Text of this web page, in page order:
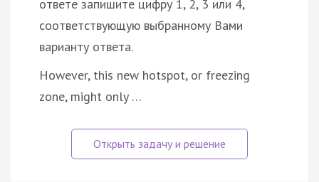
ответе запишите цифру 1, 2, 3 или 4,
соответствующую выбранному Вами
варианту ответа.
However, this new hotspot, or freezing
zone, might only …